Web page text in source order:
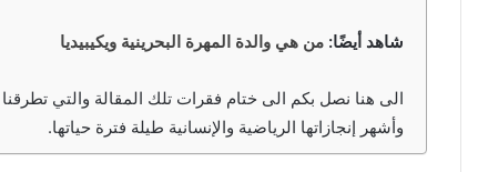
شاهد أيضًا: من هي والدة المهرة البحرينية ويكيبيديا
الى هنا نصل بكم الى ختام فقرات تلك المقالة والتي
وأشهر إنجازاتها الرياضية والإنسانية طيلة فترة حياتها.